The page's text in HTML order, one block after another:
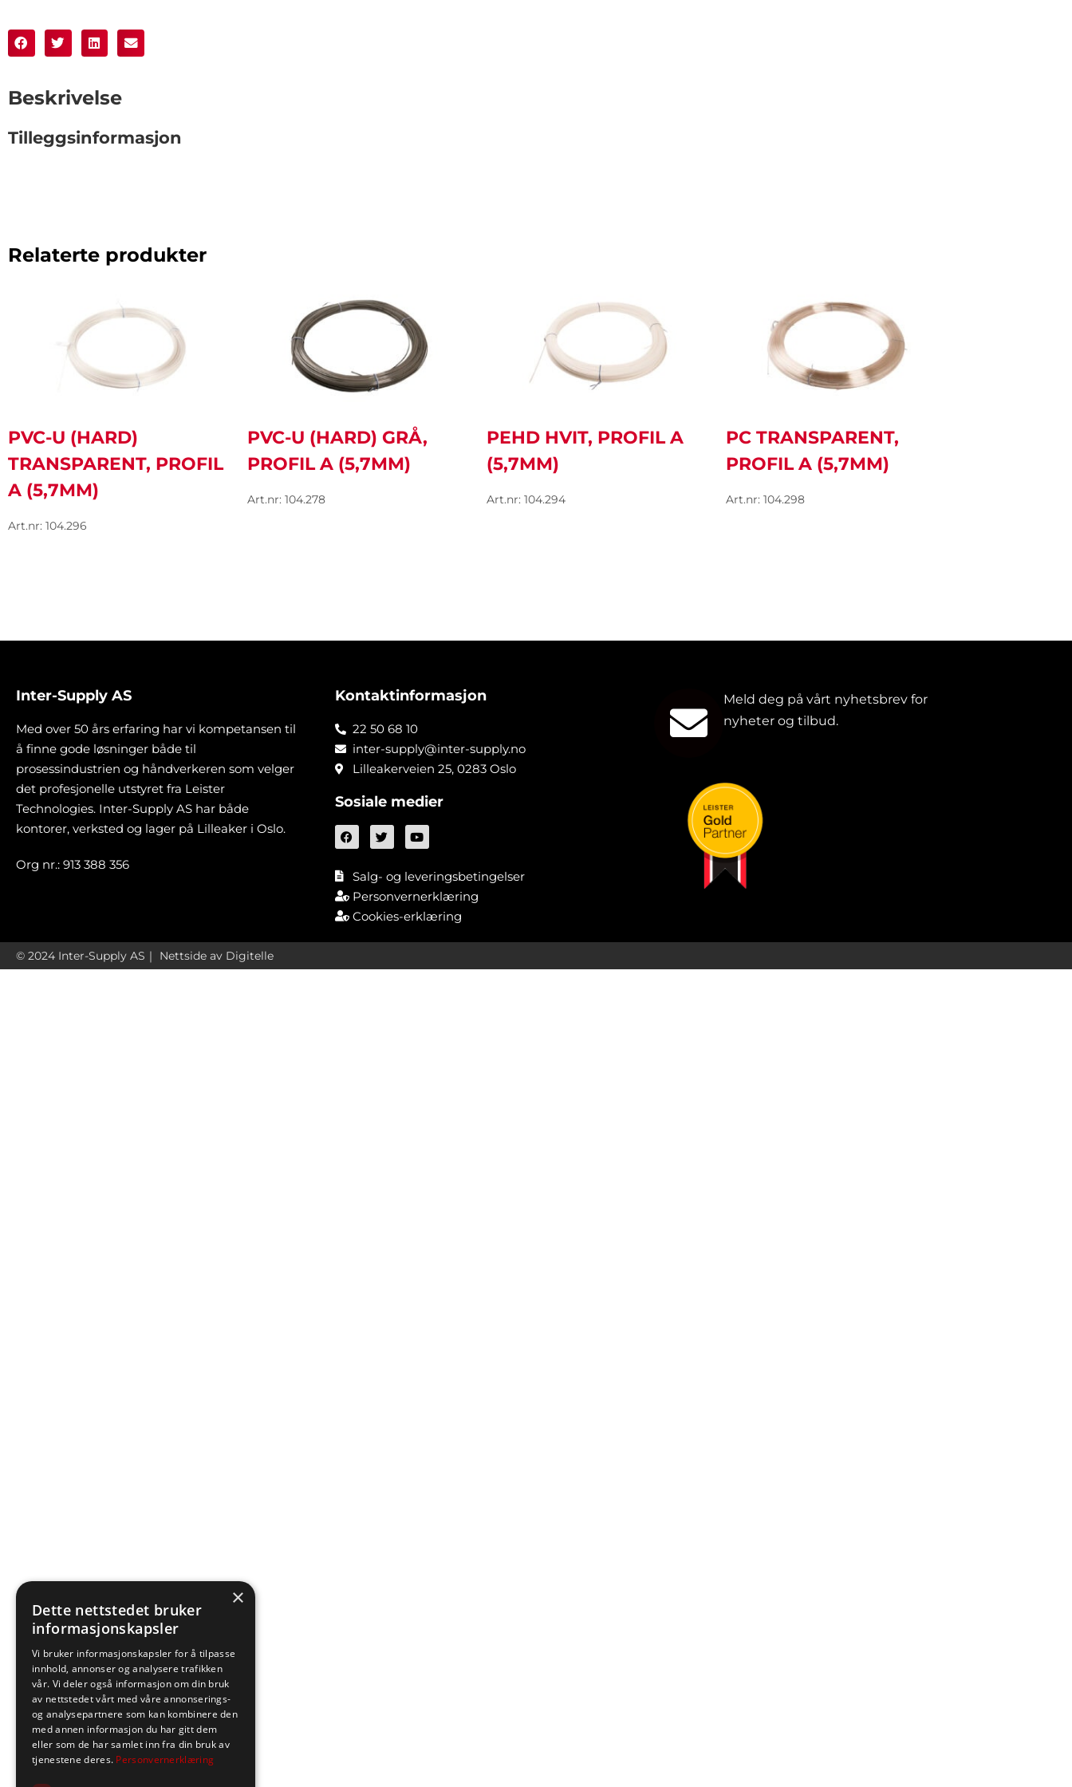
Beskrivelse
Tilleggsinformasjon
Relaterte produkter
PVC-U (HARD)
TRANSPARENT, PROFIL
A (5,7MM)
Art.nr: 104.296
PVC-U (HARD) GRÅ,
PROFIL A (5,7MM)
Art.nr: 104.278
PEHD HVIT, PROFIL A
(5,7MM)
Art.nr: 104.294
PC TRANSPARENT,
PROFIL A (5,7MM)
Art.nr: 104.298
Inter-Supply AS
Med over 50 års erfaring har vi kompetansen til
å finne gode løsninger både til
prosessindustrien og håndverkeren som velger
det profesjonelle utstyret fra Leister
Technologies. Inter-Supply AS har både
kontorer, verksted og lager på Lilleaker i Oslo.
Org nr.: 913 388 356
Kontaktinformasjon
22 50 68 10
inter-supply@inter-supply.no
Lilleakerveien 25, 0283 Oslo
Sosiale medier
Salg- og leveringsbetingelser
Personvernerklæring
Cookies-erklæring
Meld deg på vårt nyhetsbrev for
nyheter og tilbud.
© 2024 Inter-Supply AS｜ Nettside av Digitelle
×
Dette nettstedet bruker
informasjonskapsler
Vi bruker informasjonskapsler for å tilpasse
innhold, annonser og analysere trafikken
vår. Vi deler også informasjon om din bruk
av nettstedet vårt med våre annonserings-
og analysepartnere som kan kombinere den
med annen informasjon du har gitt dem
eller som de har samlet inn fra din bruk av
tjenestene deres. Personvernerklæring